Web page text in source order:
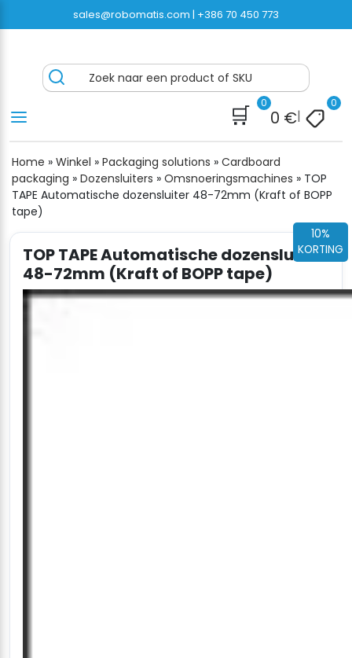
naar
sales@robomatis.com | +386 70 450 773
ROBOMATIS®
Battery Strapping Tools and Packing Machines
Delivered Fast and Free
Zoek naar een product of SKU
🛒 0
0 €|
0
Home » Winkel » Packaging solutions » Cardboard
packaging » Dozensluiters » Omsnoeringsmachines » TOP
TAPE Automatische dozensluiter 48-72mm (Kraft of BOPP
tape)
TOP TAPE Automatische dozensluiter
48-72mm (Kraft of BOPP tape)
10%
KORTING